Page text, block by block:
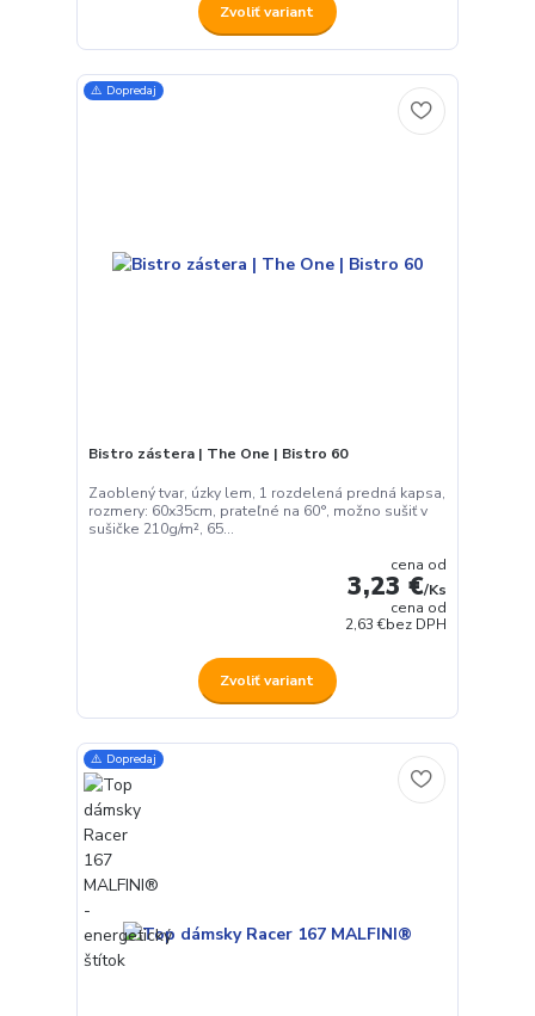
Zvoliť variant
⚠️ Dopredaj
Bistro zástera | The One | Bistro 60
Zaoblený tvar, úzky lem, 1 rozdelená predná kapsa,
rozmery: 60x35cm, prateľné na 60°, možno sušiť v
sušičke 210g/m², 65...
cena od
3,23 €/Ks
cena od
2,63 €bez DPH
Zvoliť variant
⚠️ Dopredaj